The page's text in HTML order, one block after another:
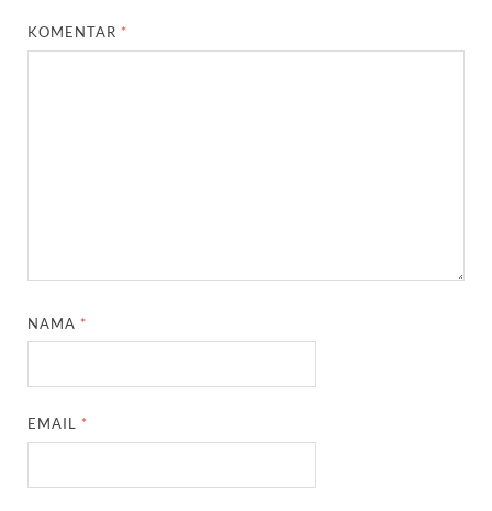
KOMENTAR *
NAMA *
EMAIL *